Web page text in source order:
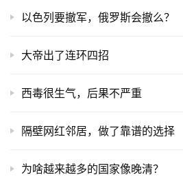
以色列要撤军，俄罗斯会撤么？
大帝出了连环四招
西毒很生气，后果不严重
隔壁网红邻居，做了靠谱的选择
为啥越来越多的国家像晚清？